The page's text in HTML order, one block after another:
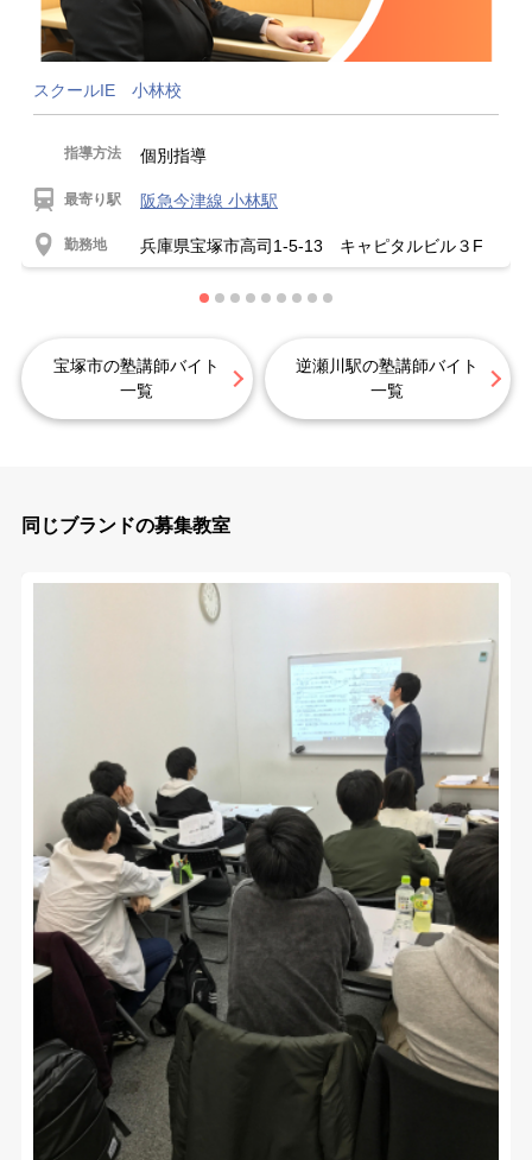
スクールIE 小林校
指導方法 個別指導
最寄り駅 阪急今津線 小林駅
勤務地 兵庫県宝塚市高司1-5-13 キャピタルビル３F
宝塚市の塾講師バイト
一覧
逆瀬川駅の塾講師バイト
一覧
同じブランドの募集教室